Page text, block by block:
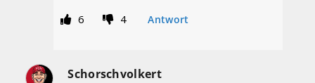
6
4 Antwort
Schorschvolkert